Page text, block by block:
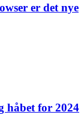
er det nye
håbet for 2024